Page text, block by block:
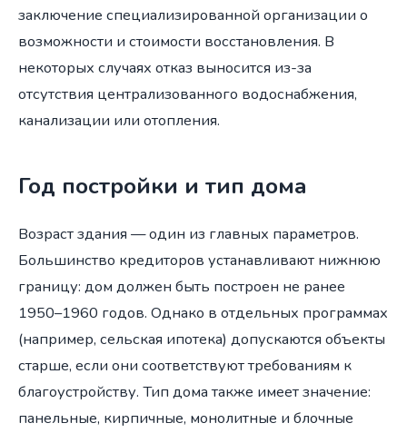
заключение специализированной организации о
возможности и стоимости восстановления. В
некоторых случаях отказ выносится из-за
отсутствия централизованного водоснабжения,
канализации или отопления.
Год постройки и тип дома
Возраст здания — один из главных параметров.
Большинство кредиторов устанавливают нижнюю
границу: дом должен быть построен не ранее
1950–1960 годов. Однако в отдельных программах
(например, сельская ипотека) допускаются объекты
старше, если они соответствуют требованиям к
благоустройству. Тип дома также имеет значение:
панельные, кирпичные, монолитные и блочные